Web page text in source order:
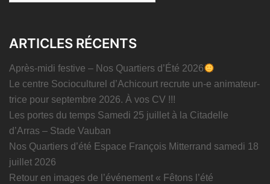
ARTICLES RÉCENTS
Après-midi festive – Nos Quartiers d’Été 2026
Le centre Socioculturel d’Achicourt recrute un-e animateur-
trice pour septembre 2026. À vos CV !!!
Les portes du temps Samedi 25 juillet à la Citadelle
d’Arras – Stade Vauban
Nos Quartiers d’été Espace François Mitterrand samedi 18
juillet 2026
Retour en images de l’événement « Fêtons l’été